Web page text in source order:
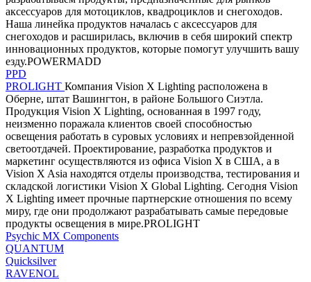
аксессуаров для мотоциклов, квадроциклов и снегоходов.
Наша линейка продуктов началась с аксессуаров для
снегоходов и расширилась, включив в себя широкий спектр
инновационных продуктов, которые помогут улучшить вашу
езду.POWERMADD
PPD
PROLIGHT Компания Vision X Lighting расположена в
Оберне, штат Вашингтон, в районе Большого Сиэтла.
Продукция Vision X Lighting, основанная в 1997 году,
неизменно поражала клиентов своей способностью
освещения работать в суровых условиях и непревзойденной
светоотдачей. Проектирование, разработка продуктов и
маркетинг осуществляются из офиса Vision X в США, а в
Vision X Asia находятся отделы производства, тестирования и
складской логистики Vision X Global Lighting. Сегодня Vision
X Lighting имеет прочные партнерские отношения по всему
миру, где они продолжают разрабатывать самые передовые
продукты освещения в мире.PROLIGHT
Psychic MX Components
QUANTUM
Quicksilver
RAVENOL